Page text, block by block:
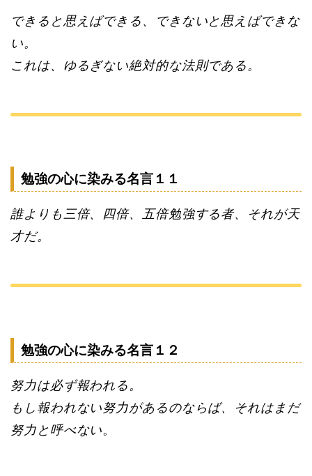
できると思えばできる、できないと思えばできな
い。
これは、ゆるぎない絶対的な法則である。
勉強の心に染みる名言１１
誰よりも三倍、四倍、五倍勉強する者、それが天
才だ。
勉強の心に染みる名言１２
努力は必ず報われる。
もし報われない努力があるのならば、それはまだ
努力と呼べない。